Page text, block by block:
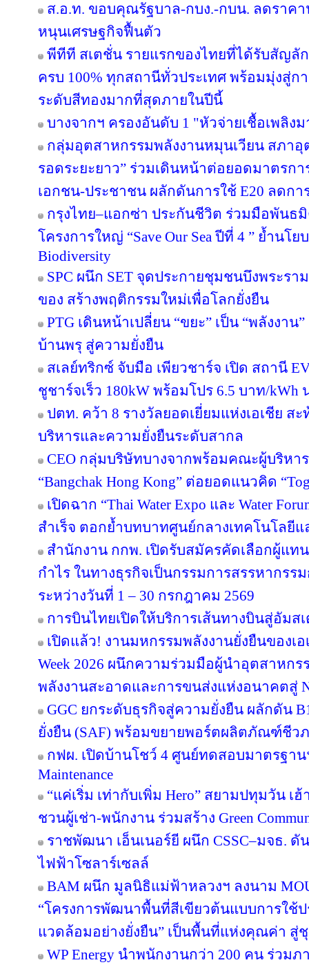
ส.อ.ท. ขอบคุณรัฐบาล-กบง.-กบน. ลดราค
หนุนเศรษฐกิจฟื้นตัว
พีทีที สเตชั่น รายแรกของไทยที่ได้รับสัญลั
ครบ 100% ทุกสถานีทั่วประเทศ พร้อมมุ่งสู่ก
ระดับสีทองมากที่สุดภายในปีนี้
บางจากฯ ครองอันดับ 1 "หัวจ่ายเชื้อเพลิ
กลุ่มอุตสาหกรรมพลังงานหมุนเวียน สภาอุ
รอดระยะยาว” ร่วมเดินหน้าต่อยอดมาตรก
เอกชน-ประชาชน ผลักดันการใช้ E20 ลดกา
กรุงไทย–แอกซ่า ประกันชีวิต ร่วมมือพันธ
โครงการใหญ่ “Save Our Sea ปีที่ 4 ” ย้ำนโ
Biodiversity
SPC ผนึก SET จุดประกายชุมชนบึงพระร
ของ สร้างพฤติกรรมใหม่เพื่อโลกยั่งยืน
PTG เดินหน้าเปลี่ยน “ขยะ” เป็น “พลังง
บ้านพรุ สู่ความยั่งยืน
สเลย์ทริกซ์ จับมือ เพียวชาร์จ เปิด สถานี
ชูชาร์จเร็ว 180kW พร้อมโปร 6.5 บาท/kWh
ปตท. คว้า 8 รางวัลยอดเยี่ยมแห่งเอเชีย
บริหารและความยั่งยืนระดับสากล
CEO กลุ่มบริษัทบางจากพร้อมคณะผู้บริหา
“Bangchak Hong Kong” ต่อยอดแนวคิด
เปิดฉาก “Thai Water Expo และ Water
สำเร็จ ตอกย้ำบทบาทศูนย์กลางเทคโนโล
สำนักงาน กกพ. เปิดรับสมัครคัดเลือกผู้แท
กำไร ในทางธุรกิจเป็นกรรมการสรรหากรร
ระหว่างวันที่ 1 – 30 กรกฎาคม 2569
การบินไทยเปิดให้บริการเส้นทางบินสู่อัมส
เปิดแล้ว! งานมหกรรมพลังงานยั่งยืนของเอเ
Week 2026 ผนึกความร่วมมือผู้นำอุตสาหก
พลังงานสะอาดและการขนส่งแห่งอนาคตสู่
GGC ยกระดับธุรกิจสู่ความยั่งยืน ผลักดัน
ยั่งยืน (SAF) พร้อมขยายพอร์ตผลิตภัณฑ์ชีว
กฟผ. เปิดบ้านโชว์ 4 ศูนย์ทดสอบมาตรฐาน
Maintenance
“แค่เริ่ม เท่ากับเพิ่ม Hero” สยามปทุมวัน เฮ้
ชวนผู้เช่า-พนักงาน ร่วมสร้าง Green
ราชพัฒนา เอ็นเนอร์ยี ผนึก CSSC–มจธ. ดั
ไฟฟ้าโซลาร์เซลล์
BAM ผนึก มูลนิธิแม่ฟ้าหลวงฯ ลงนาม
“โครงการพัฒนาพื้นที่สีเขียวต้นแบบการใช้
แวดล้อมอย่างยั่งยืน” เป็นพื้นที่แห่งคุณค่า สู่
WP Energy นำพนักงานกว่า 200 คน ร่วมภ